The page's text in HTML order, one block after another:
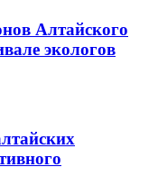
Алтайского
экологов